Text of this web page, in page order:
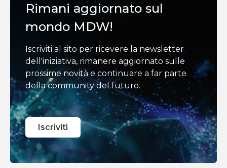
Rimani aggiornato sul
mondo MDW!
Iscriviti al sito per ricevere la newsletter
dell'iniziativa, rimanere aggiornato sulle
prossime novità e continuare a far parte
della community del futuro.
Iscriviti